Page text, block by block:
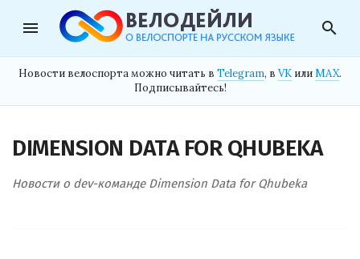
menu search
Новости велоспорта можно читать в Telegram, в VK илиMAX.
Подписывайтесь!
DIMENSION DATA FOR QHUBEKA
Новости о dev-команде Dimension Data for Qhubeka